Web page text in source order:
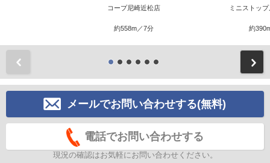
コープ尼崎近松店
約558m／7分
ミニストッ
約
メールでお問い合わせする(無料)
電話でお問い合わせする
現況の確認はお気軽にお問い合わせください。